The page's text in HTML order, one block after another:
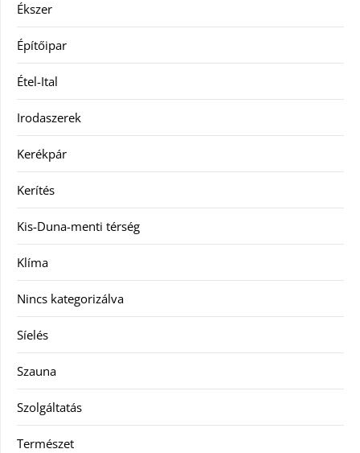
Ékszer
Építőipar
Étel-Ital
Irodaszerek
Kerékpár
Kerítés
Kis-Duna-menti térség
Klíma
Nincs kategorizálva
Síelés
Szauna
Szolgáltatás
Természet